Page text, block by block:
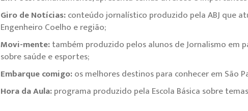
Giro de Notícias:conteúdo jornalístico produzido pela ABJ que
Engenheiro Coelho e região;
Movi-mente:também produzido pelos alunos de Jornalismo em
sobre saúde e esportes;
Embarque comigo:os melhores destinos para conhecer em São
Hora da Aula:programa produzido pela Escola Básica sobre